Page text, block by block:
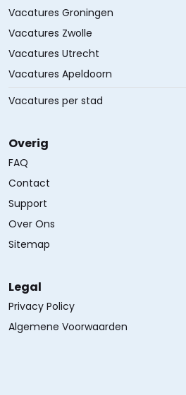
Vacatures Groningen
Vacatures Zwolle
Vacatures Utrecht
Vacatures Apeldoorn
Vacatures per stad
Overig
FAQ
Contact
Support
Over Ons
Sitemap
Legal
Privacy Policy
Algemene Voorwaarden